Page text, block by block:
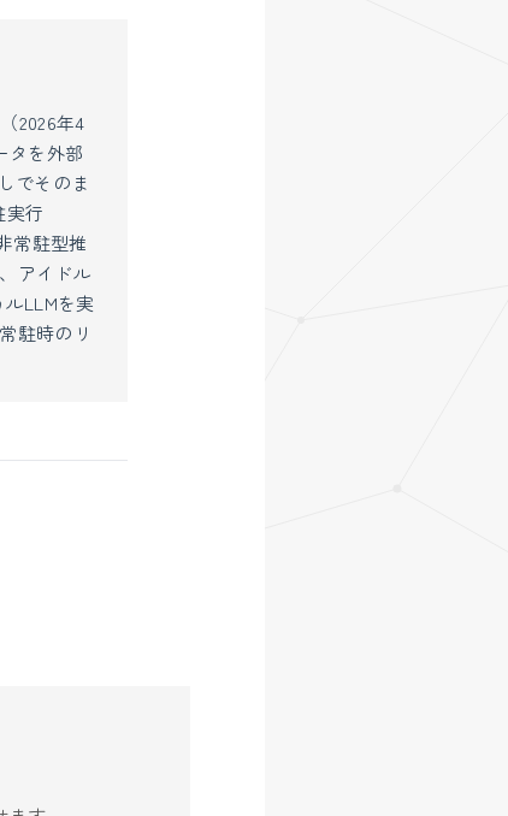
2026年4
タを外部
でそのま
実行
常駐型推
アイドル
LLMを実
駐時のリ